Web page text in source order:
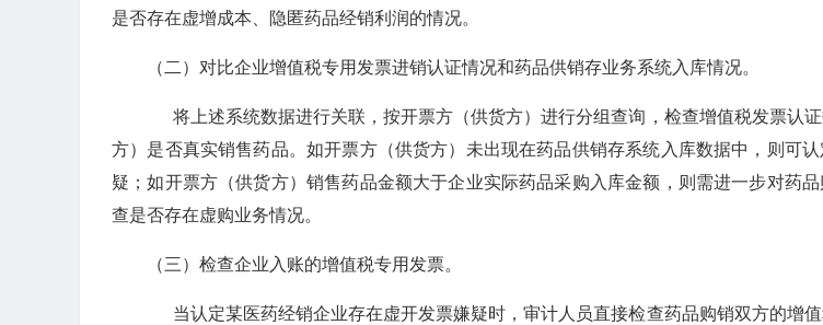
是否存在虚增成本、隐匿药品经销利润的情况。
（二）对比企业增值税专用发票进销认证情况和药品供销存业务系统入库情况。
将上述系统数据进行关联，按开票方（供货方）进行分组查询，检查增值税发票认
方）是否真实销售药品。如开票方（供货方）未出现在药品供销存系统入库数据中，则可
疑；如开票方（供货方）销售药品金额大于企业实际药品采购入库金额，则需进一步对药
查是否存在虚购业务情况。
（三）检查企业入账的增值税专用发票。
当认定某医药经销企业存在虚开发票嫌疑时，审计人员直接检查药品购销双方的增